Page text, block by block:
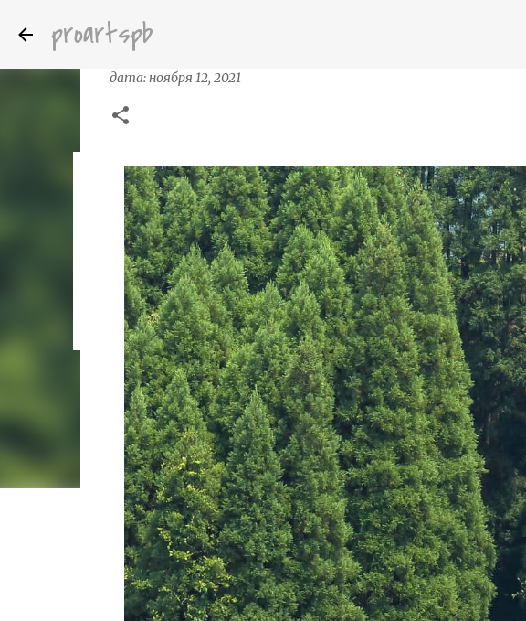
proartspb
Бумажные скульптуры канадского художника
дата:октября 14, 2022
8
дата:ноября 12, 2021